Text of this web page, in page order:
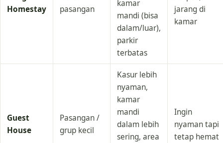
Homestay
pasangan
kamar
mandi (bisa
dalam/luar),
parkir
terbatas
jarang di
kamar
Guest
House
Pasangan /
grup kecil
Kasur lebih
nyaman,
kamar
mandi
dalam lebih
sering, area
Ingin
nyaman tapi
tetap hemat